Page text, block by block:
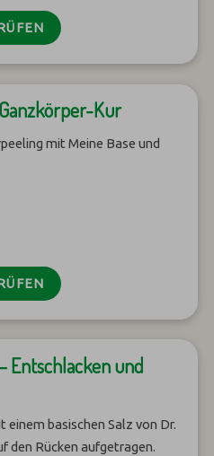
Kur
mit Meine Base und
Entschlacken und
basischen Salz von Dr.
den Rücken aufgetragen.